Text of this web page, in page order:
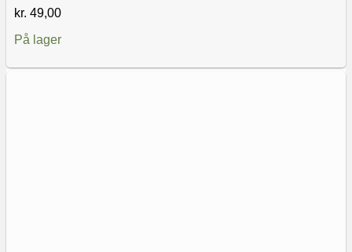
kr. 49,00
På lager